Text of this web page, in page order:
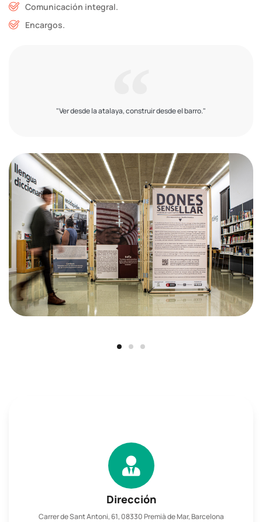
Comunicación integral.
Encargos.
"Ver desde la atalaya, construir desde el barro."
Dirección
Carrer de Sant Antoni, 61, 08330 Premià de Mar, Barcelona